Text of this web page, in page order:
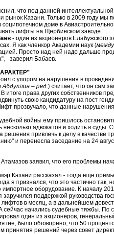
что под данной
рынок Казани. Только в 2009 году
доме в
лифты на Щербинском заводе.
- один из акционеров Елабужского
Я как членкор Академии наук (
Просто над ней надо дальше
- заверил Бабаев.
с упором на нарушения в
– ред.) считает, что он сам
итоге права других
свою кандидатуру на пост
прозвучало, что данные
войны ему пришлось
адвокатов и ходить в
привлечь к делу в качестве
и перенесла заседание на 24
заявил, что его проблемы
Казани рассказал - тогда еще
я признался, что это частично
оборудование. К началу
заручился поддержкой руководства
лифтов в месяц, а в дальнейшем
сейчас начались судебные тяжбы. По
один из акционеров,
было обговорено, что 50
принятия решений через совет